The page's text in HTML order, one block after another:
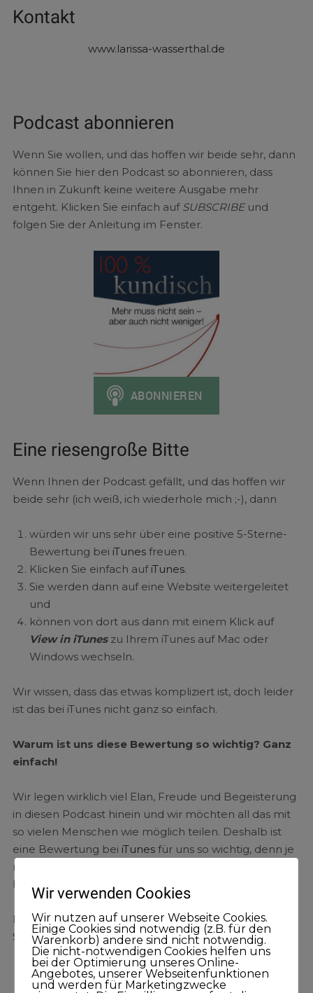
Kontakt
www.larissa-wasserthal.de
Podcast abonnieren
Wenn Sie wollen, und das hoffen wir beide sehr, dann
können Sie hier den Podcast so abonnieren, dass
Ihnen in Zukunft keine weitere Ausgabe mehr
entgeht. Klicken Sie einfach auf SUBSCRIBEund
folgen Sie der Anleitung im Fenster.
Eine riesengroße Bitte
Wenn Ihnen der Podcast gefällt, und das hoffen wir
beide sehr (ich weiß, ich wiederhole mich ;-), dann
würden wir uns sehr über eine positive 5-Sterne-
Bewertung bei iTunesfreuen.
Klicken Sie einfach auf iTunes.
Sie werden dann auf eine Website weitergeleitet
und
können von dort aus dann mit einem Klick auf
View in iTuneszu Ihrem iTunes auf Mac oder
Windows wechseln.
Wir wissen, dass das etwas kompliziert ist, doch leider
ist das bei iTunes nicht ganz so einfach.
Warum ist uns diese Bewertung so wichtig? Ganz
einfach!
Wir legen wirklich viel Elan, Freude und Begeisterung
in diesen Podcast hinein und wir möchten all das mit
so vielen Menschen wie möglich teilen. Deshalb ist
eine Bewertung bei iTunesfür uns so wichtig, denn je
mehr positive Bewertungen wir bekommen, umso
besser werden wir gefunden — so einfach ist das.
Deshalb … Gehen Sie jetzt aufiTunesund hinterlassen
Sie dort Ihre Bewertung — Vielen lieben Dank.
Wir verwenden Cookies
Wir nutzen auf unserer Webseite Cookies.
Einige Cookies sind notwendig (z.B. für den
Warenkorb) andere sind nicht notwendig.
Die nicht-notwendigen Cookies helfen uns
bei der Optimierung unseres Online-
Angebotes, unserer Webseitenfunktionen
und werden für Marketingzwecke